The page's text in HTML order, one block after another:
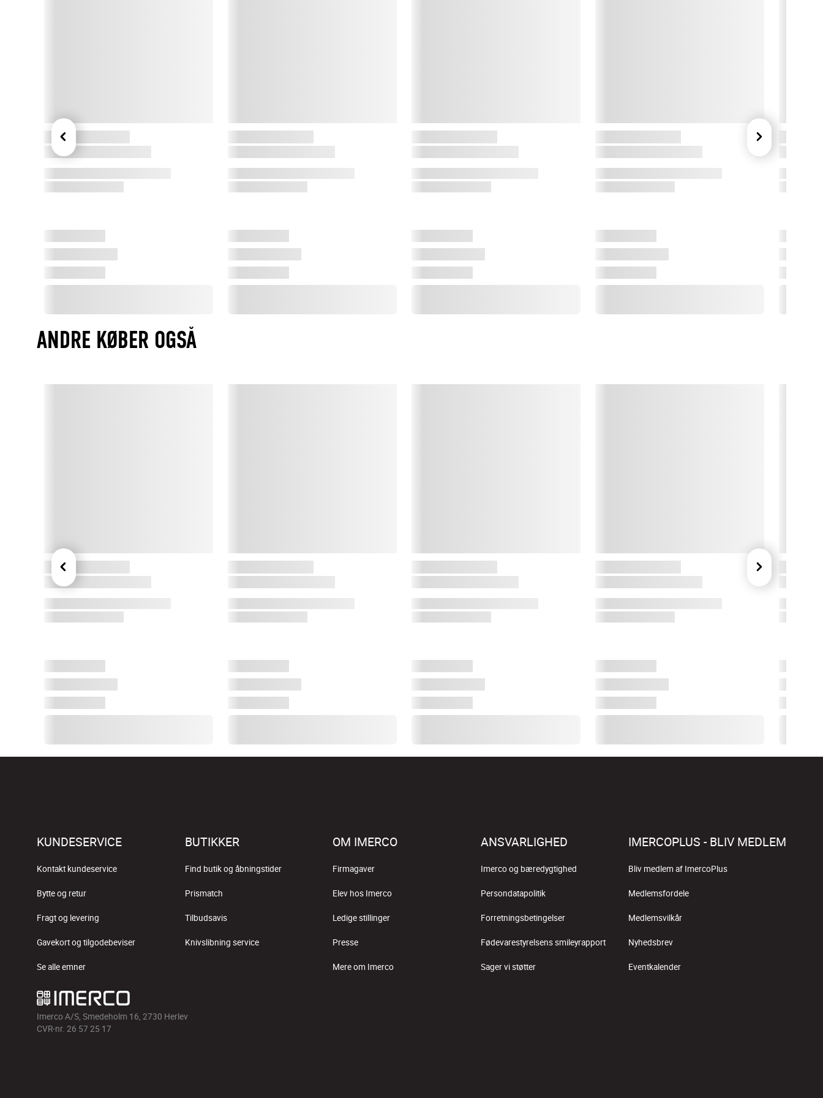
ANDRE KØBER OGSÅ
KUNDESERVICE
Kontakt kundeservice
Bytte og retur
Fragt og levering
Gavekort og tilgodebeviser
Se alle emner
BUTIKKER
Find butik og åbningstider
Prismatch
Tilbudsavis
Knivslibning service
OM IMERCO
Firmagaver
Elev hos Imerco
Ledige stillinger
Presse
Mere om Imerco
ANSVARLIGHED
Imerco og bæredygtighed
Persondatapolitik
Forretningsbetingelser
Fødevarestyrelsens smileyrapport
Sager vi støtter
IMERCOPLUS - BLIV MEDLEM
Bliv medlem af ImercoPlus
Medlemsfordele
Medlemsvilkår
Nyhedsbrev
Eventkalender
Imerco A/S, Smedeholm 16, 2730 Herlev
CVR-nr. 26 57 25 17